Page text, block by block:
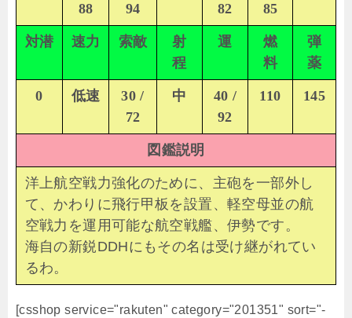
88
94
82
85
対潜 速力 索敵
射
程
運
燃
料
弾
薬
0 低速
30 /
72
中
40 /
92
110 145
図鑑説明
洋上航空戦力強化のために、主砲を一部外し
て、かわりに飛行甲板を設置、軽空母並の航
空戦力を運用可能な航空戦艦、伊勢です。
海自の新鋭DDHにもその名は受け継がれてい
るわ。
[csshop service="rakuten" category="201351" sort="-